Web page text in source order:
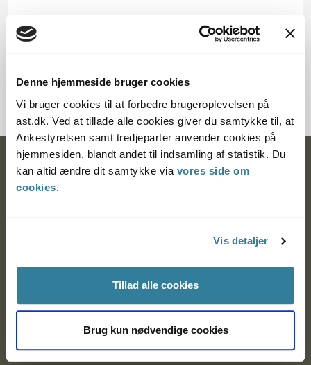
Denne hjemmeside bruger cookies
Vi bruger cookies til at forbedre brugeroplevelsen på
ast.dk. Ved at tillade alle cookies giver du samtykke til, at
Ankestyrelsen samt tredjeparter anvender cookies på
hjemmesiden, blandt andet til indsamling af statistik. Du
kan altid ændre dit samtykke via vores side om
cookies.
Vis detaljer
Tillad alle cookies
Brug kun nødvendige cookies
§ 93 § 17
Journalnummer
2000136-09
Ankestyrelsen
Postadresse:
Ankestyrelsen København